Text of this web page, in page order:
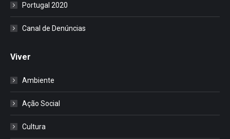
Portugal 2020
Canal de Denúncias
Viver
Ambiente
Ação Social
Cultura